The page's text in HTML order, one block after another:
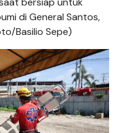
di General Santos,
Basilio Sepe)